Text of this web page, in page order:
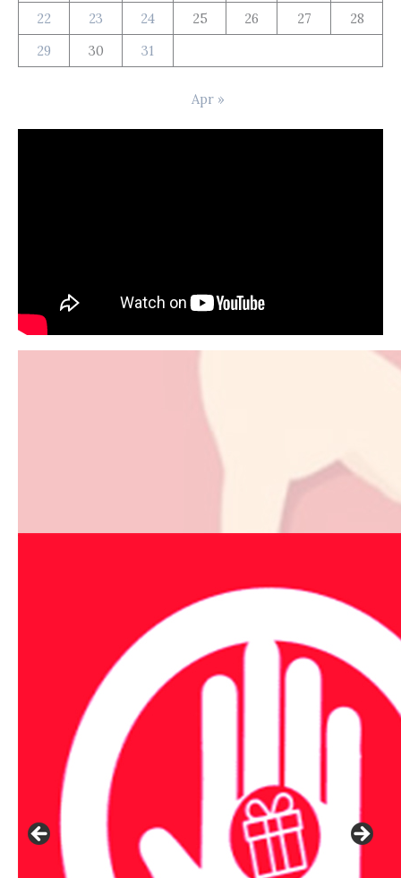
22 23 24 25 26 27
28
29
30 31
Apr »